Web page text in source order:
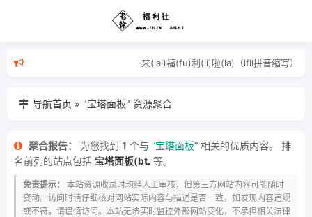
来(lai)福(fu)利(li)啦(la)（lfll拼音缩写）
导航首页 » "宝塔面板" 资源聚合
聚合报告： 为您找到 1 个与 “宝塔面板” 相关的优质内容。 排
名前列的站点包括 宝塔面板(bt. 等。
免责提示：
本站资源收录时均经人工审核，但第三方网站内容可能随时
变动。访问时请仔细核对网站实际内容与描述是否一致，如发现内容违规
或不符，请谨慎访问。本站无法实时监控外部网站变化，不承担相关法律